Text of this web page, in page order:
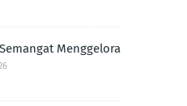
Menggelora